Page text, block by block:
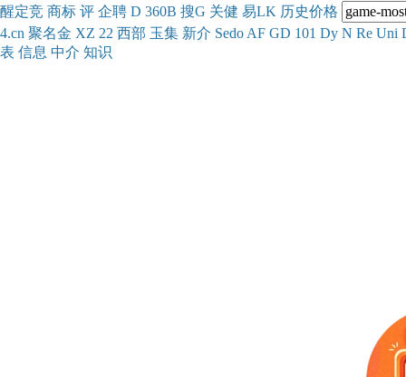
醒定竞 商标 评 企聘 D 360B 搜G 关健 易LK 历史价格
4.cn 聚名金 XZ 22 西部 玉集 新介 Sedo AF GD 101 Dy N Re Uni
表 信息 中介 知识